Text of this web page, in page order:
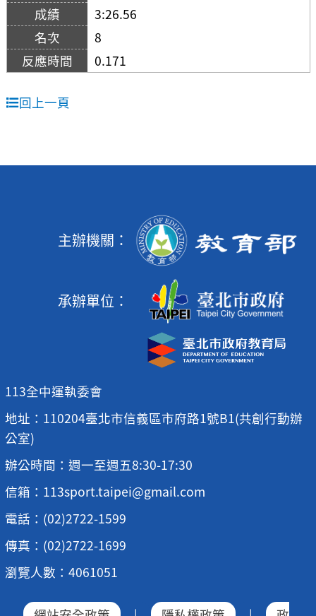
3:26.56
8
0.171
回上一頁
主辦機關：
承辦單位：
113全中運執委會
地址：110204臺北市信義區市府路1號B1(共創行動辦
公室)
辦公時間：週一至週五8:30-17:30
信箱：113sport.taipei@gmail.com
電話：(02)2722-1599
傳真：(02)2722-1699
瀏覽人數：4061051